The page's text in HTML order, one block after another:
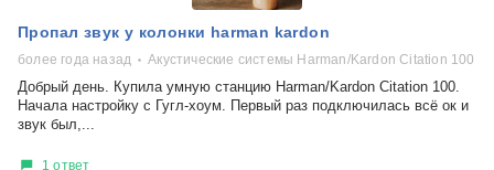
Пропал звук у колонки harman kardon
более года назад Акустические системы Harman/Kardon Citation 100
Добрый день. Купила умную станцию Harman/Kardon Citation 100.
Начала настройку с Гугл-хоум. Первый раз подключилась всё ок и
звук был,...
1 ответ